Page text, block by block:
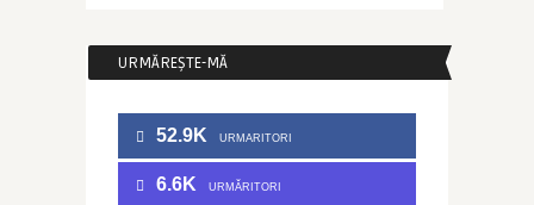
URMĂREȘTE-MĂ
52.9K URMARITORI
6.6K URMĂRITORI